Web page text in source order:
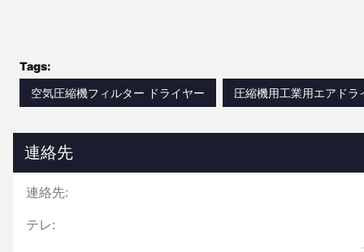
Tags:
空気圧縮機フィルター ドライヤー
圧縮機用工業用エアドラ
連絡先
連絡先:
テレ: